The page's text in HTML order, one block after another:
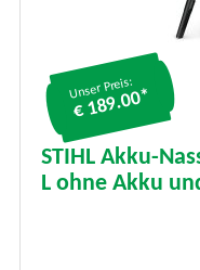
Unser Preis:
€ 189.00*
STIHL Akku-
L ohne Akku